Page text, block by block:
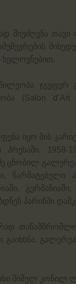
მიუძღვნა
ხელოვნებით.
(Salon d’Art
იყო მის
პრესაში.
ცნობილ
, წარმატებული
გერმანიაში,
პარიზში
გაიხსნა.
მიშელ კონილ